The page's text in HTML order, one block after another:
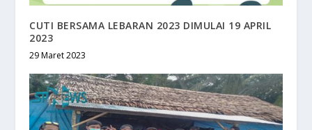
CUTI BERSAMA LEBARAN 2023 DIMULAI 19 APRIL
2023
29 Maret 2023